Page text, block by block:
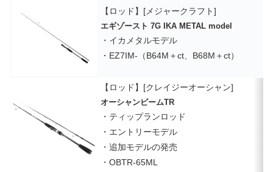
【ロッド】[メジャークラフト]
エギゾースト 7G IKA METAL model
・イカメタルモデル
・EZ7IM-（B64M＋ct、B68M＋ct）
【ロッド】[クレイジーオーシャン]
オーシャンビームTR
・ティップランロッド
・エントリーモデル
・追加モデルの発売
・OBTR-65ML